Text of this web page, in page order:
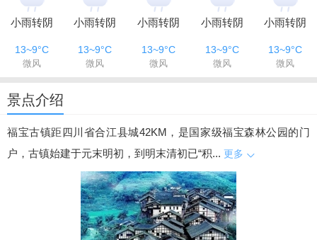
小雨转阴 小雨转阴 小雨转阴 小雨转阴 小雨转阴
13~9°C 13~9°C 13~9°C 13~9°C 13~9°C
微风 微风 微风 微风 微风
景点介绍
福宝古镇距四川省合江县城42KM，是国家级福宝森林公园的门
户，古镇始建于元末明初，到明末清初已“积... 更多